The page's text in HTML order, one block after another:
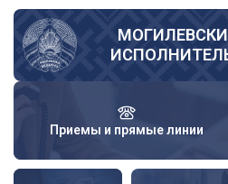
Перейти
основному
содержанию
Приемы и прямые линии